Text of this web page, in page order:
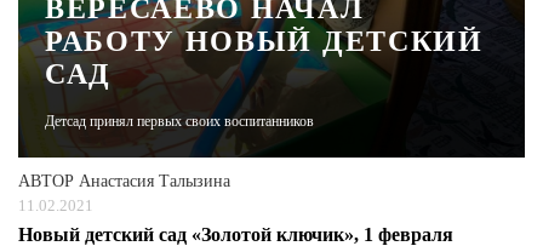
ЖУРНАЛ
ВЕРЕСАЕВО НАЧАЛ
РАБОТУ НОВЫЙ ДЕТСКИЙ
САД
Детсад принял первых своих воспитанников
АВТОР Анастасия Талызина
11.02.2021
Новый детский сад «Золотой ключик», 1 февраля